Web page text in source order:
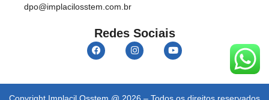
dpo@implacilosstem.com.br
Redes Sociais
Copyright Implacil Osstem @ 2026 – Todos os direitos reservados